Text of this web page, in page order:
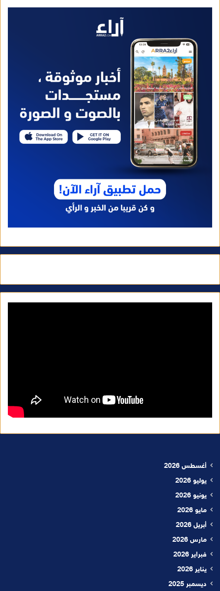
أغسطس 2026
يوليو 2026
يونيو 2026
مايو 2026
أبريل 2026
مارس 2026
فبراير 2026
يناير 2026
ديسمبر 2025